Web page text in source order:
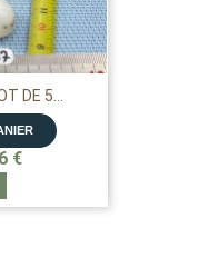
DE 5...
€